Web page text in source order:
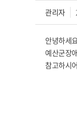
관리자
안녕하세
예산군장
참고하시